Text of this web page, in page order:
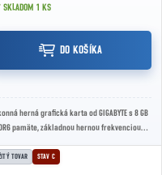
SKLADOM 1 KS
DO KOŠÍKA
herná grafická karta od GIGABYTE s 8 GB
pamäte, základnou hernou frekvenciou
TOVAR STAV C